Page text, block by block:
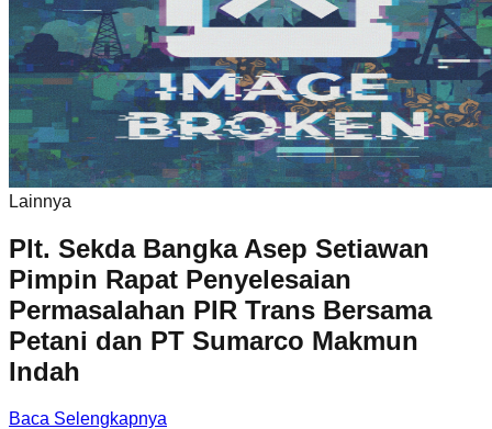
Lainnya
Plt. Sekda Bangka Asep Setiawan
Pimpin Rapat Penyelesaian
Permasalahan PIR Trans Bersama
Petani dan PT Sumarco Makmun
Indah
Baca Selengkapnya